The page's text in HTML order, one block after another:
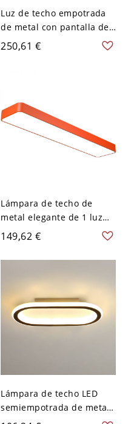
Luz de techo empotrada
de metal con pantalla de
polímero, LED, cableado
directo, 110V-120V, 35.5",
250,61 €
Lámpara de techo de
metal elegante de 1 luz
en color naranja
tangerina, polímero ligero
puro, no residencial,
149,62 €
Lámpara de techo LED
semiempotrada de metal
moderno con pantalla de